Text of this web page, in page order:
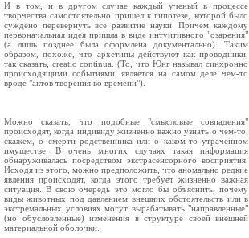
И в том, и в другом случае каждый ученый в процессе
творчества самостоятельно пришел к гипотезе, которой было
суждено перевернуть все развитие науки. Причем каждому
первоначальная идея пришла в виде интуитивного "озарения"
(а лишь позднее была оформлена документально). Таким
образом, похоже, что архетипы действуют как проводники,
так сказать, creatio continua. (To, что Юнг называл синхронно
происходящими событиями, является на самом деле чем-то
вроде "актов творения во времени").
Можно сказать, что подобные "смысловые совпадения"
происходят, когда индивиду жизненно важно узнать о чем-то:
скажем, о смерти родственника или о каком-то утраченном
имуществе. В очень многих случаях такая информация
обнаруживалась посредством экстрасенсорного восприятия.
Исходя из этого, можно предположить, что аномально редкие
явления происходят, когда этого требует жизненно важная
ситуация. В свою очередь это могло бы объяснить, почему
виды животных под давлением внешних обстоятельств или в
экстремальных условиях могут вырабатывать "направленные"
(но обусловленные) изменения в структуре своей внешней
материальной оболочки.